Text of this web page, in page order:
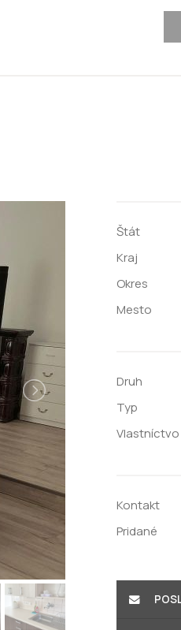
Štát
Kraj
Okres
Mesto
Druh
Typ
Vlastníctvo
Kontakt
Pridané